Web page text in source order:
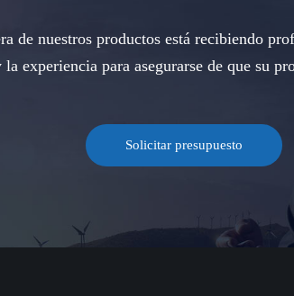
de nuestros productos está recibiendo
experiencia para asegurarse de que su
Solicitar presupuesto